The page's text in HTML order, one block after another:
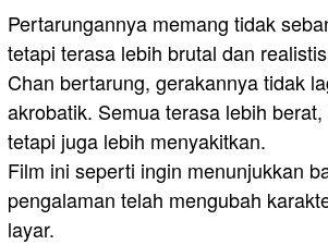
Pertarungannya memang tidak
tetapi terasa lebih brutal dan
Chan bertarung, gerakannya tidak
akrobatik. Semua terasa lebih
tetapi juga lebih menyakitkan.
Film ini seperti ingin menunjukkan
pengalaman telah mengubah
layar.